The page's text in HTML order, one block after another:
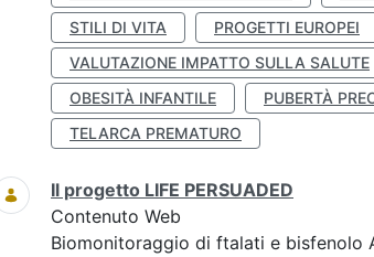
STILI DI VITA
PROGETTI EUROPEI
VALUTAZIONE IMPATTO SULLA SALUTE
OBESITÀ INFANTILE
PUBERTÀ
TELARCA PREMATURO
Il progetto LIFE PERSUADED
Contenuto Web
Biomonitoraggio di ftalati e bisfenolo